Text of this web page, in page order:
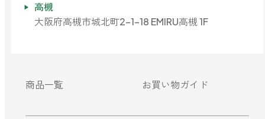
高槻
大阪府高槻市城北町2-1-18 EMIRU高槻 1F
商品一覧 お買い物ガイド